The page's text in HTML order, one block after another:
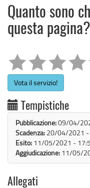
Quanto sono
questa pagina?
Vota il servizio!
Tempistiche
Pubblicazione:09/04/
Scadenza: 20/04/2021 -
Esito: 11/05/2021 -
Aggiudicazione: 11/05/
Allegati